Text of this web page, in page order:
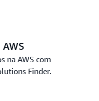
na AWS com
Finder.